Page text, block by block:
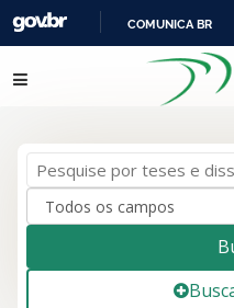
COMUNICA BR
Pular para o conteúdo